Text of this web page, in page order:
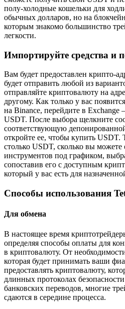
полу-холодные кошельки для
обычных долларов, но на
которым знакомо большинство
легкости.
Импортируйте средства и
Вам будет предоставлен крипто-
будет отправить любой из
отправляйте криптовалюту на
другому. Как только у вас
на Binance, перейдите в
USDT. После выбора щелкните
соответствующую
откройте ее, чтобы купить USDT.
столько USDT, сколько вы можете
инструментов под графиком,
сопоставив его с доступным
который у вас есть для
Способы использования
Для обмена
В настоящее время
определяя способы оплаты для
в криптовалюту. От
которая будет принимать ваши
предоставлять криптовалюту,
длинных протоколах
банковских переводов, многие
сдаются в середине процесса.